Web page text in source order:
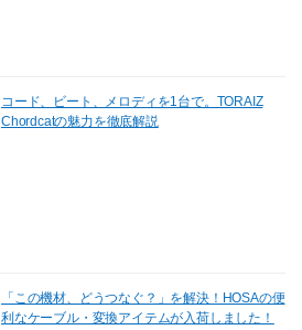
コード、ビート、メロディを1台で。TORAIZ
Chordcatの魅力を徹底解説
「この機材、どうつなぐ？」を解決！HOSAの便
利なケーブル・変換アイテムが入荷しました！